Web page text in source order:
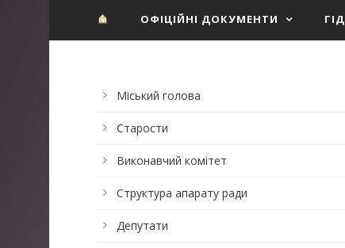
ОФІЦІЙНІ ДОКУМЕНТИ
Міський голова
Старости
Виконавчий комітет
Структура апарату ради
Депутати